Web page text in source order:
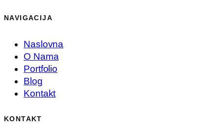
NAVIGACIJA
Naslovna
O Nama
Portfolio
Blog
Kontakt
KONTAKT